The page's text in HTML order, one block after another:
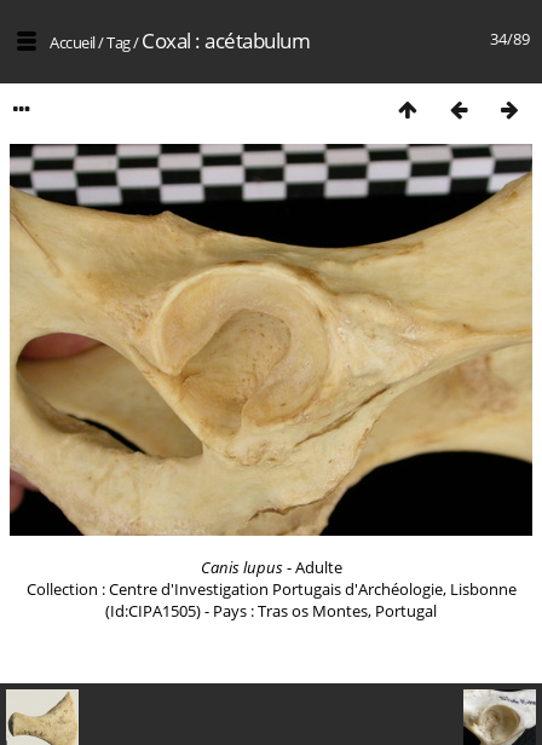
34/89
Accueil/Tag/Coxal : acétabulum
Canis lupus- Adulte
Collection : Centre d'Investigation Portugais d'Archéologie, Lisbonne
(Id:CIPA1505) - Pays : Tras os Montes, Portugal